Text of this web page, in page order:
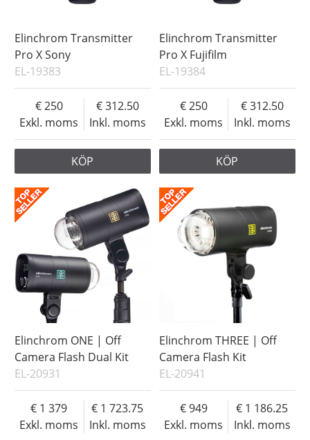
Elinchrom Transmitter
Pro X Sony
EL-19383
Exkl. moms
250
Inkl. moms
312.50
KÖP
Elinchrom Transmitter
Pro X Fujifilm
EL-19384
Exkl. moms
250
Inkl. moms
312.50
KÖP
Elinchrom ONE | Off
Camera Flash Dual Kit
EL-20931
Exkl. moms
1 379
Inkl. moms
1 723.75
Elinchrom THREE | Off
Camera Flash Kit
EL-20941
Exkl. moms
949
Inkl. moms
1 186.25